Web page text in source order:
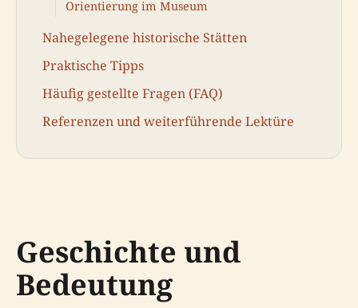
Orientierung im Museum
Nahegelegene historische Stätten
Praktische Tipps
Häufig gestellte Fragen (FAQ)
Referenzen und weiterführende Lektüre
Geschichte und
Bedeutung